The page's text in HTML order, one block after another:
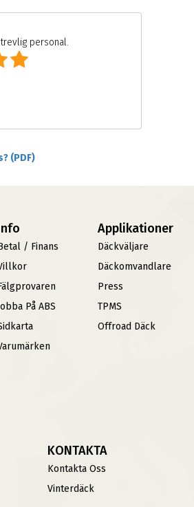
personal.
(PDF)
/ Finans
På ABS
Applikationer
Däckväljare
Däckomvandlare
Press
TPMS
Offroad Däck
KONTAKTA
Kontakta Oss
Vinterdäck